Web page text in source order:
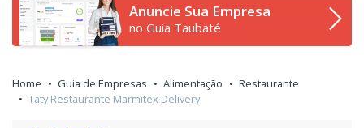
Anuncie Sua Empresa
no Guia Taubaté
Home Guia de Empresas Alimentação
Restaurante
Taty Restaurante Marmitex Delivery